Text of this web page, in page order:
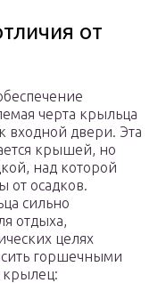
от
черта крыльца
двери. Эта
крышей, но
над которой
от осадков.
сильно
отдыха,
целях
горшечными
крылец: